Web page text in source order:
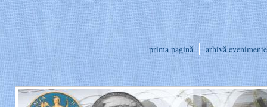
prima pagină arhivă evenimente